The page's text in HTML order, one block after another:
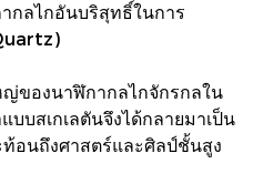
กลไกอันบริสุทธิ์ในการ
ญ่ของนาฬิกากลไกจักรกลใน
บสเกเลตันจึงได้กลายมาเป็น
นถึงศาสตร์และศิลป์ชั้นสูง